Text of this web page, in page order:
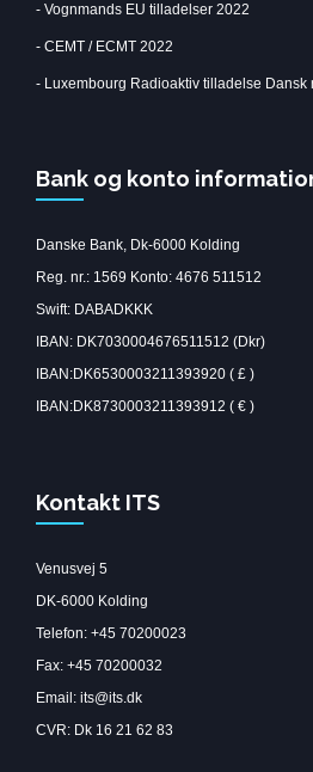
- Vognmands EU tilladelser 2022
- CEMT / ECMT 2022
- Luxembourg Radioaktiv tilladelse Dansk
Bank og konto
Danske Bank, Dk-6000 Kolding
Reg. nr.: 1569 Konto: 4676 511512
Swift: DABADKKK
IBAN: DK7030004676511512 (Dkr)
IBAN:DK6530003211393920 ( £ )
IBAN:DK8730003211393912 ( € )
Kontakt ITS
Venusvej 5
DK-6000 Kolding
Telefon: +45 70200023
Fax: +45 70200032
Email: its@its.dk
CVR: Dk 16 21 62 83